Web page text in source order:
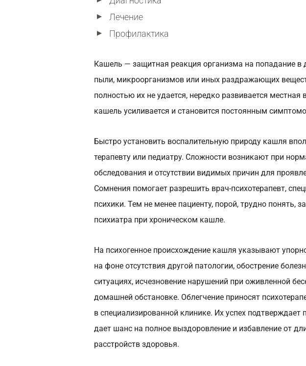
Лечение
Профилактика
Кашель — защитная реакция организма на попадание в
пыли, микроорганизмов или иных раздражающих
полностью их не удается, нередко развивается местная
кашель усиливается и становится постоянным
Быстро установить воспалительную природу кашля
терапевту или педиатру. Сложности возникают при
обследования и отсутствии видимых причин для
Сомнения помогает разрешить врач-психотерапевт,
психики. Тем не менее пациенту, порой, трудно понять,
психиатра при хроническом кашле.
На психогенное происхождение кашля указывают
на фоне отсутствия другой патологии, обострение
ситуациях, исчезновение нарушений при оживленной
домашней обстановке. Облегчение приносят
в специализированной клинике. Их успех подтверждает
дает шанс на полное выздоровление и избавление от
расстройств здоровья.